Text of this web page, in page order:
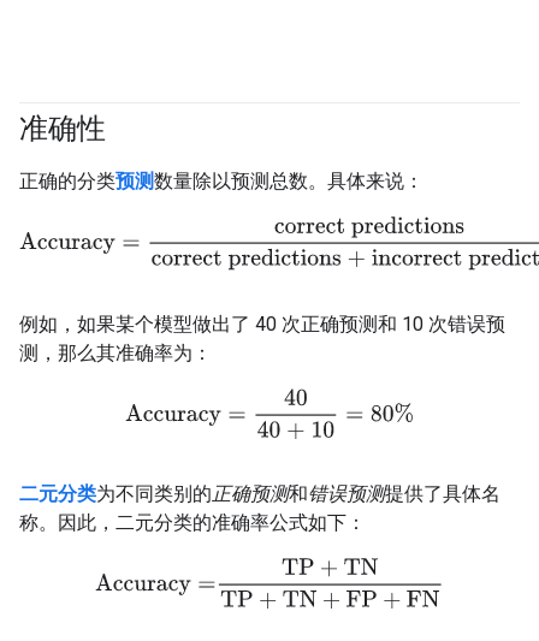
准确性
正确的分类预测数量除以预测总数。具体来说：
Accuracy correct predictions + incorrect
例如，如果某个模型做出了 40 次正确预测和 10 次错误预
测，那么其准确率为：
40 + 10
二元分类为不同类别的 正确预测和错误预测提供了具体名
称。因此，二元分类的准确率公式如下：
TP+TN +FP+